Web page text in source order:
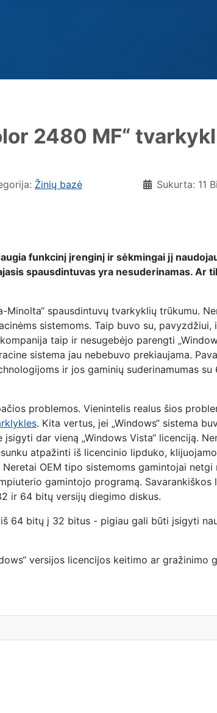
2480 MF“
Žinių bazė Sukurta: 11
funkcinį įrenginį ir sėkmingai jį
spausdintuvas yra nesuderinamas. Ar
spausdintuvų tvarkyklių trūkumu.
sistemoms. Taip buvo su,
taip ir nesugebėjo parengti
sistema jau nebebuvo prekiaujama.
ir jos gaminių suderinamumas
problemos. Vienintelis realus šios
. Kita vertus, jei „Windows“ sistema
dar vieną „Windows Vista“ licenciją.
atpažinti iš licencinio lipduko,
OEM tipo sistemoms gamintojai
gamintojo programą. Savarankiškos
ir 64 bitų versijų diegimo diskus.
64 bitų į 32 bitus - pigiau gali būti įsigyti
versijos licencijos keitimo ar gražinimo